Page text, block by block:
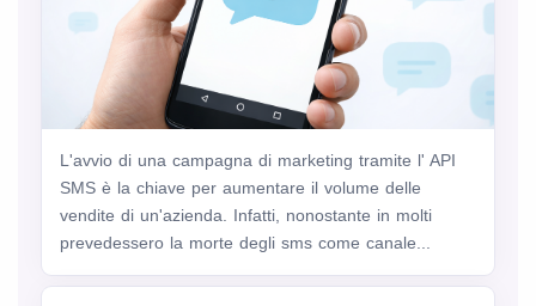
L'avvio di una campagna di marketing tramite l' API
SMS è la chiave per aumentare il volume delle
vendite di un'azienda. Infatti, nonostante in molti
prevedessero la morte degli sms come canale...